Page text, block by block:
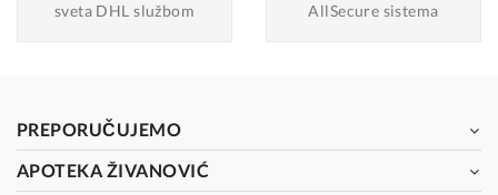
sveta DHL službom
AllSecure sistema
PREPORUČUJEMO
APOTEKA ŽIVANOVIĆ